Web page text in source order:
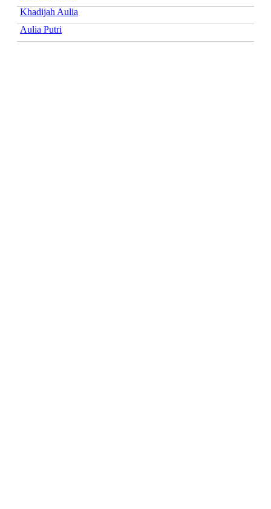
Khadijah Aulia
Aulia Putri